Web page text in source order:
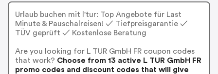
Urlaub buchen mit l'tur: Top Angebote für Last
Minute & Pauschalreisen! ✓ Tiefpreisgarantie ✓
TÜV geprüft ✓ Kostenlose Beratung
Are you looking for L TUR GmbH FR coupon codes
that work? Choose from 13 active L TUR GmbH FR
promo codes and discount codes that will give